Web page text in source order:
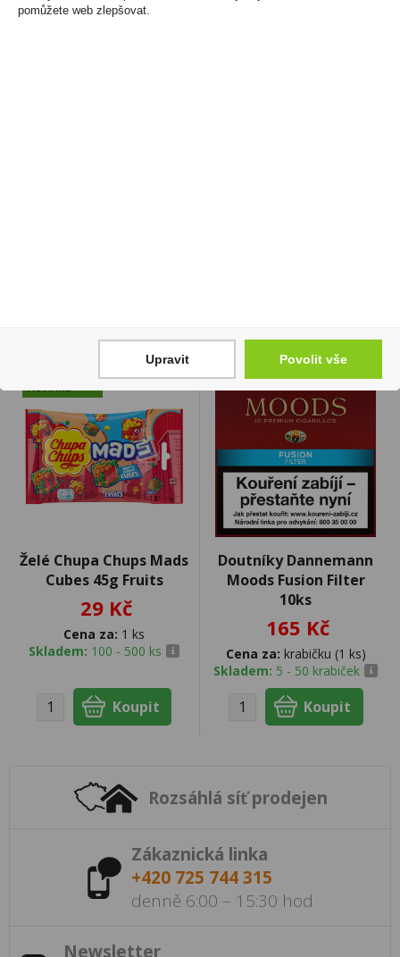
novinka
Želé Chupa Chups Mads
Cubes 45g Fruits
29 Kč
Cena za: 1 ks
Skladem: 100 - 500 ks
Doutníky Dannemann
Moods Fusion Filter
10ks
165 Kč
Cena za: krabičku (1 ks)
Skladem: 5 - 50 krabiček
Rozsáhlá síť prodejen
Zákaznická linka
+420 725 744 315
denně 6:00 – 15:30 hod
Newsletter
pomůžete web zlepšovat.
Upravit Povolit vše